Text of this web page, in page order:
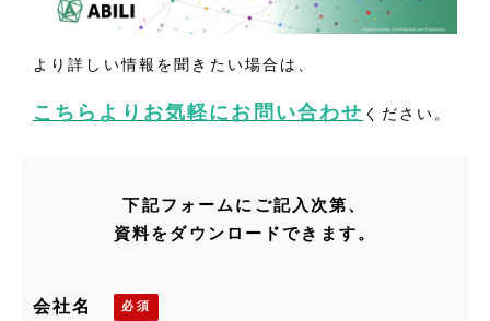
より詳しい情報を聞きたい場合は、
こちらよりお気軽にお問い合わせ ください。
下記フォームにご記入次第、
資料をダウンロードできます。
会社名